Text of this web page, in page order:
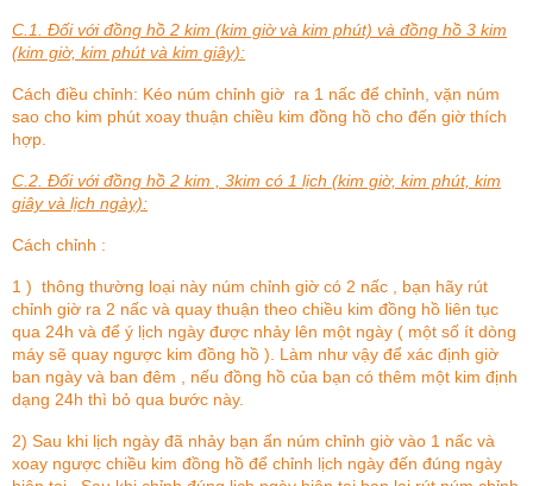
C.1. Đối với đồng hồ 2 kim (kim giờ và kim phút) và đồng hồ 3 kim
(kim giờ, kim phút và kim giây):
Cách điều chỉnh: Kéo núm chỉnh giờ ra 1 nấc để chỉnh, vặn núm
sao cho kim phút xoay thuận chiều kim đồng hồ cho đến giờ thích
hợp.
C.2. Đối với đồng hồ 2 kim , 3kim có 1 lịch (kim giờ, kim phút, kim
giây và lịch ngày):
Cách chỉnh :
1 ) thông thường loại này núm chỉnh giờ có 2 nấc , bạn hãy rút
chỉnh giờ ra 2 nấc và quay thuận theo chiều kim đồng hồ liên tục
qua 24h và để ý lịch ngày được nhảy lên một ngày ( một số ít dòng
máy sẽ quay ngược kim đồng hồ ). Làm như vậy để xác định giờ
ban ngày và ban đêm , nếu đồng hồ của bạn có thêm một kim định
dạng 24h thì bỏ qua bước này.
2) Sau khi lịch ngày đã nhảy bạn ấn núm chỉnh giờ vào 1 nấc và
xoay ngược chiều kim đồng hồ để chỉnh lịch ngày đến đúng ngày